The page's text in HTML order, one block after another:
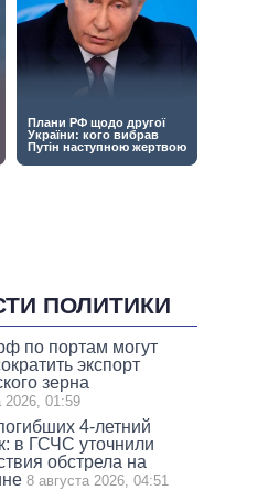
ПОЛИТИКИ
по портам могут
экспорт
зерна
2026, 01:59
4-летний
в ГСЧС уточнили
обстрела на
8 августа 2026, 04:51